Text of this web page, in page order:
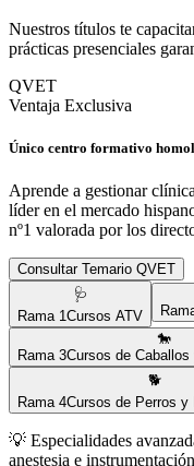
Nuestros títulos te
prácticas presenciales
QVET
Ventaja Exclusiva
Único centro formativo
Aprende a gestionar
líder en el mercado
nº1 valorada por los
Consultar Temario QVET
🩺
Rama 1Cursos ATV
🐎
Rama 3Cursos de
🐕
Rama 4Cursos de Perros y
💡 Especialidades
anestesia e